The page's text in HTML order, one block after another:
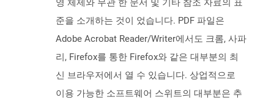
영 체제와 무관 한 문서 및 기타 참조 자료의 표
준을 소개하는 것이 었습니다. PDF 파일은
Adobe Acrobat Reader/Writer에서도 크롬, 사파
리, Firefox를 통한 Firefox와 같은 대부분의 최
신 브라우저에서 열 수 있습니다. 상업적으로
이용 가능한 소프트웨어 스위트의 대부분은 추